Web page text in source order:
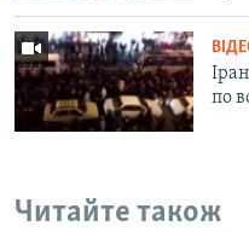
по
Читайте також